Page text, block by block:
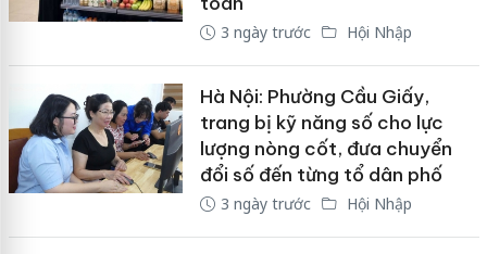
3 ngày trước Hội Nhập
Hà Nội: Phường Cầu Giấy,
trang bị kỹ năng số cho lực
lượng nòng cốt, đưa chuyển
đổi số đến từng tổ dân phố
3 ngày trước Hội Nhập